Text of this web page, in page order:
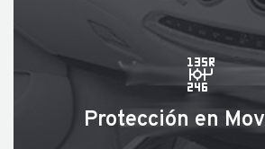
Protección en